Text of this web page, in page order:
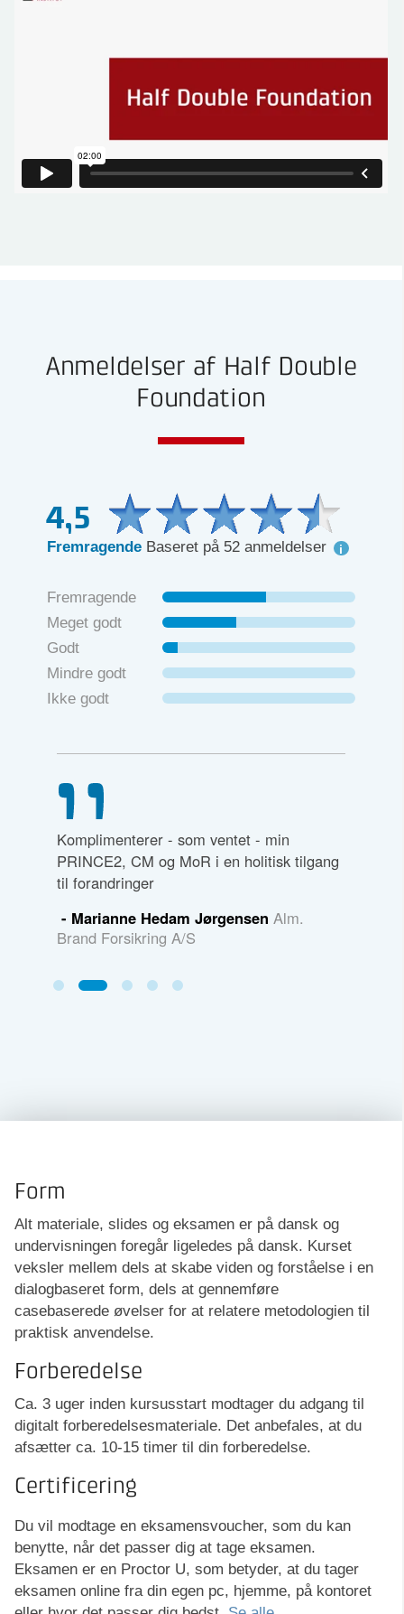
Anmeldelser af Half Double
Foundation
4,5
Fremragende Baseret på 52 anmeldelser
Fremragende
Meget godt
Godt
Mindre godt
Ikke godt
Komplimenterer - som ventet - min
PRINCE2, CM og MoR i en holitisk tilgang
til forandringer
- Marianne Hedam Jørgensen Alm.
Brand Forsikring A/S
Form
Alt materiale, slides og eksamen er på dansk og
undervisningen foregår ligeledes på dansk. Kurset
veksler mellem dels at skabe viden og forståelse i en
dialogbaseret form, dels at gennemføre
casebaserede øvelser for at relatere metodologien til
praktisk anvendelse.
Forberedelse
Ca. 3 uger inden kursusstart modtager du adgang til
digitalt forberedelsesmateriale. Det anbefales, at du
afsætter ca. 10-15 timer til din forberedelse.
Certificering
Du vil modtage en eksamensvoucher, som du kan
benytte, når det passer dig at tage eksamen.
Eksamen er en Proctor U, som betyder, at du tager
eksamen online fra din egen pc, hjemme, på kontoret